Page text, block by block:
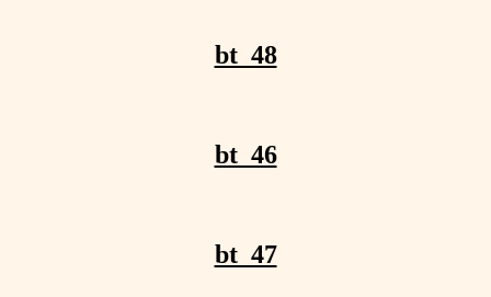
bt_48
bt_46
bt_47